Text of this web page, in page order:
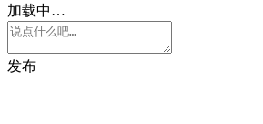
加载中…
发布